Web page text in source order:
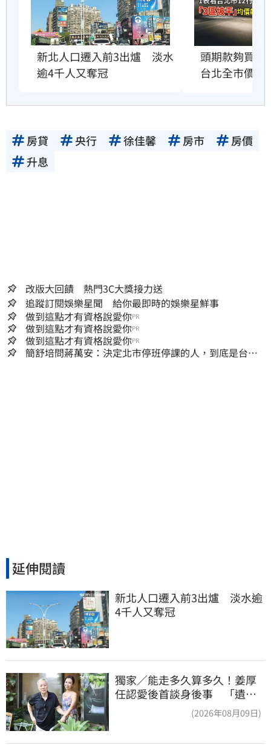
新北人口遷入前3出爐　淡水
逾4千人又奪冠
頭期款夠買坡
台北全市價格
房貸 央行 徐佳馨 房市
房價
升息
改版大回饋 熱門3C大獎接力送
追蹤訂閱娛樂星聞 給你最即時的娛樂星鮮事
做到這點才有資格說愛你PR
做到這點才有資格說愛你PR
做到這點才有資格說愛你PR
簡舒培問蔣萬安：決定北市停班停課的人，到底是台北
延伸閱讀
新北人口遷入前3出爐　淡水逾
4千人又奪冠
獨家／能走多久算多久！姜厚
任認愛後首談身後事 「遺囑
(2026年08月09日)